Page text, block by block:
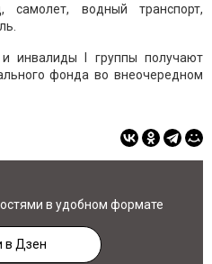
самолет, водный транспорт,
инвалиды I группы получают
фонда во внеочередном
в удобном формате
в Дзен